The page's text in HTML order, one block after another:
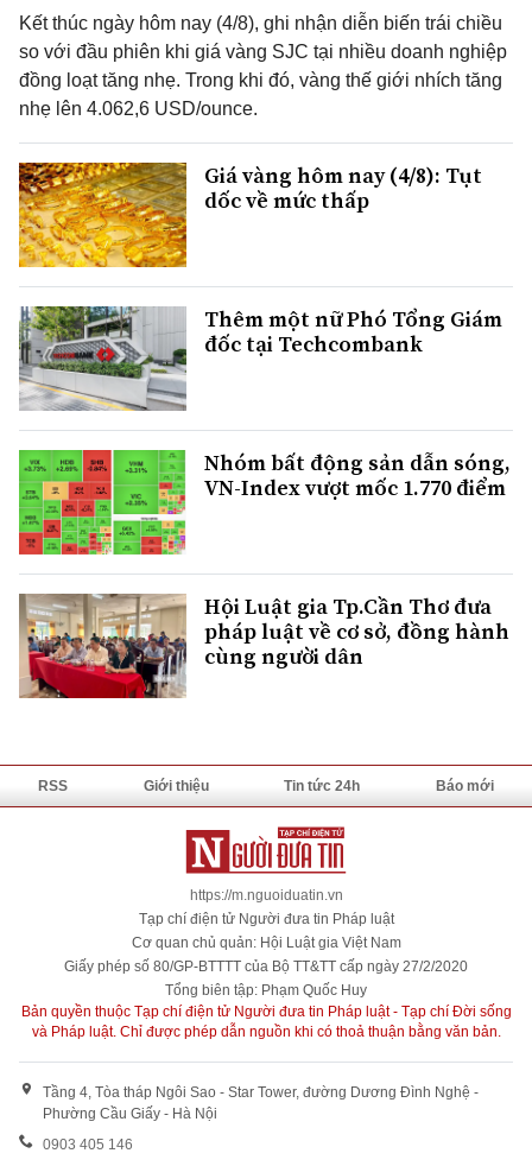
Kết thúc ngày hôm nay (4/8), ghi nhận diễn biến trái chiều
so với đầu phiên khi giá vàng SJC tại nhiều doanh nghiệp
đồng loạt tăng nhẹ. Trong khi đó, vàng thế giới nhích tăng
nhẹ lên 4.062,6 USD/ounce.
Giá vàng hôm nay (4/8): Tụt
dốc về mức thấp
Thêm một nữ Phó Tổng Giám
đốc tại Techcombank
Nhóm bất động sản dẫn sóng,
VN-Index vượt mốc 1.770 điểm
Hội Luật gia Tp.Cần Thơ đưa
pháp luật về cơ sở, đồng hành
cùng người dân
RSS Giới thiệu Tin tức 24h Báo mới
https://m.nguoiduatin.vn
Tạp chí điện tử Người đưa tin Pháp luật
Cơ quan chủ quản: Hội Luật gia Việt Nam
Giấy phép số 80/GP-BTTTT của Bộ TT&TT cấp ngày 27/2/2020
Tổng biên tập: Phạm Quốc Huy
Bản quyền thuộc Tạp chí điện tử Người đưa tin Pháp luật - Tạp chí Đời sống
và Pháp luật. Chỉ được phép dẫn nguồn khi có thoả thuận bằng văn bản.
Tầng 4, Tòa tháp Ngôi Sao - Star Tower, đường Dương Đình Nghệ -
Phường Cầu Giấy - Hà Nội
0903 405 146